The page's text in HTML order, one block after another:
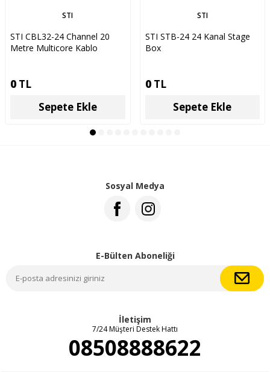
STI
STI CBL32-24 Channel 20
Metre Multicore Kablo
0 TL
Sepete Ekle
STI
STI STB-24 24 Kanal Stage
Box
0TL
Sepete Ekle
Sosyal Medya
E-Bülten Aboneliği
İletişim
7/24 Müşteri Destek Hattı
08508888622